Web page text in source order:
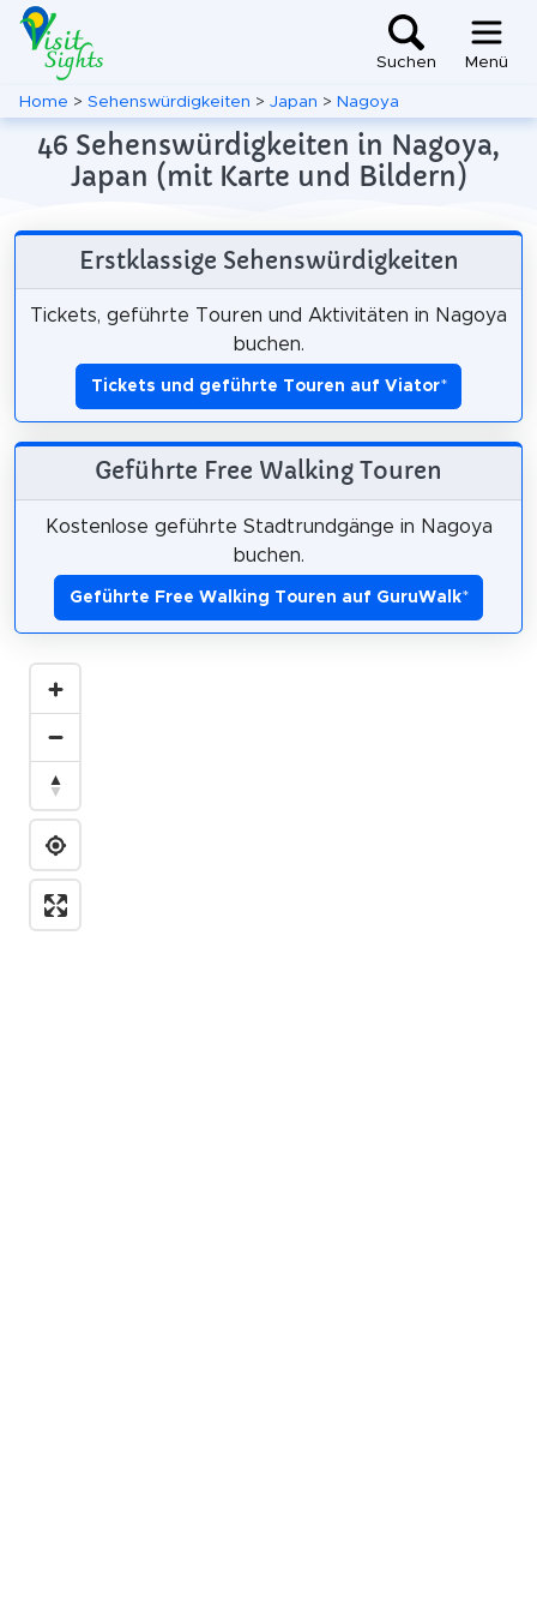
Suchen Menü
Home > Sehenswürdigkeiten > Japan > Nagoya
46 Sehenswürdigkeiten in Nagoya,
Japan (mit Karte und Bildern)
Erstklassige Sehenswürdigkeiten
Tickets, geführte Touren und Aktivitäten in Nagoya
buchen.
Tickets und geführte Touren auf Viator*
Geführte Free Walking Touren
Kostenlose geführte Stadtrundgänge in Nagoya
buchen.
Geführte Free Walking Touren auf GuruWalk*